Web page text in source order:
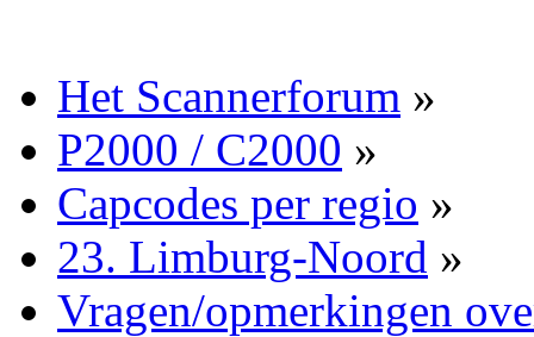
Het Scannerforum »
P2000 / C2000 »
Capcodes per regio »
23. Limburg-Noord »
Vragen/opmerkingen